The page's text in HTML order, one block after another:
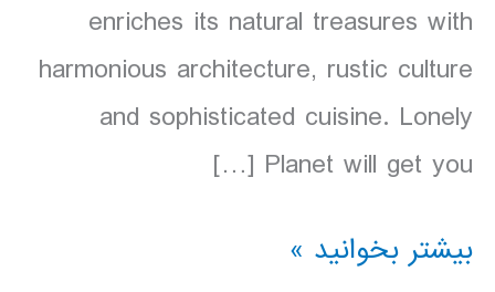
enriches its natural treasures with
harmonious architecture, rustic culture
and sophisticated cuisine. Lonely
Planet will get you […]
دانلود
بیشتر بخوانید »